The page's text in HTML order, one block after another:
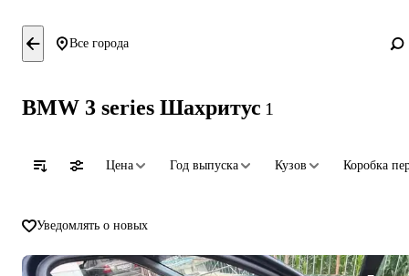
Все города
BMW 3 series Шахритус 1
Цена Год выпуска Кузов Коробка
Уведомлять о новых